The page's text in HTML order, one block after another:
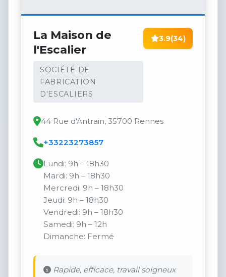
La Maison de
l'Escalier
SOCIÉTÉ DE
FABRICATION
D'ESCALIERS
3.9(34)
44 Rue d'Antrain, 35700 Rennes
+33223273857
Lundi: 9h – 18h30
Mardi: 9h – 18h30
Mercredi: 9h – 18h30
Jeudi: 9h – 18h30
Vendredi: 9h – 18h30
Samedi: 9h – 12h
Dimanche: Fermé
Rapide, efficace, travail soigneux